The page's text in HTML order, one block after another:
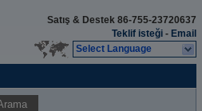
Satış & Destek 86-755-23720637
Teklif isteği - Email
Select Language